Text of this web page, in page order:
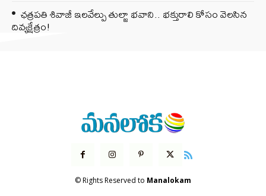
ఛత్రపతి శివాజీ ఇలవేల్పు తుల్జా భవాని.. భక్తురాలి కోసం వెలసిన
దివ్యక్షేత్రం!
© Rights Reserved to Manalokam